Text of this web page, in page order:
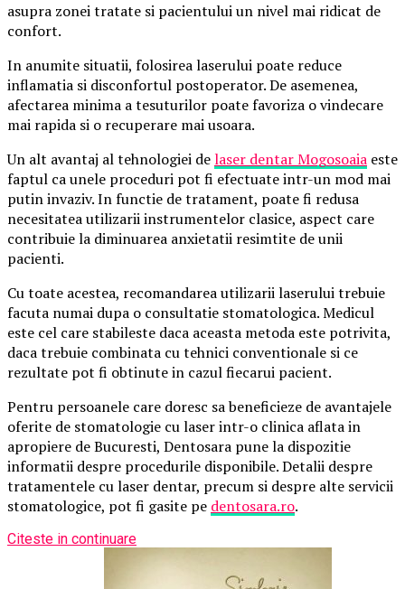
asupra zonei tratate si pacientului un nivel mai ridicat de
confort.
In anumite situatii, folosirea laserului poate reduce
inflamatia si disconfortul postoperator. De asemenea,
afectarea minima a tesuturilor poate favoriza o vindecare
mai rapida si o recuperare mai usoara.
Un alt avantaj al tehnologiei delaser dentar Mogosoaia este
faptul ca unele proceduri pot fi efectuate intr-un mod mai
putin invaziv. In functie de tratament, poate fi redusa
necesitatea utilizarii instrumentelor clasice, aspect care
contribuie la diminuarea anxietatii resimtite de unii
pacienti.
Cu toate acestea, recomandarea utilizarii laserului trebuie
facuta numai dupa o consultatie stomatologica. Medicul
este cel care stabileste daca aceasta metoda este potrivita,
daca trebuie combinata cu tehnici conventionale si ce
rezultate pot fi obtinute in cazul fiecarui pacient.
Pentru persoanele care doresc sa beneficieze de avantajele
oferite de stomatologie cu laser intr-o clinica aflata in
apropiere de Bucuresti, Dentosara pune la dispozitie
informatii despre procedurile disponibile. Detalii despre
tratamentele cu laser dentar, precum si despre alte servicii
stomatologice, pot fi gasite pe dentosara.ro.
Citeste in continuare